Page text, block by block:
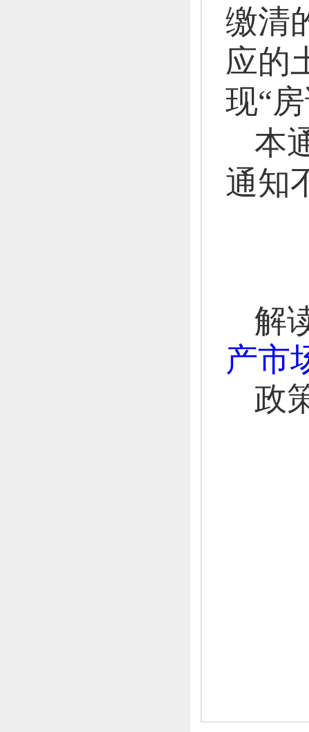
缴清
应的
现“
本
通知
解
产市
政